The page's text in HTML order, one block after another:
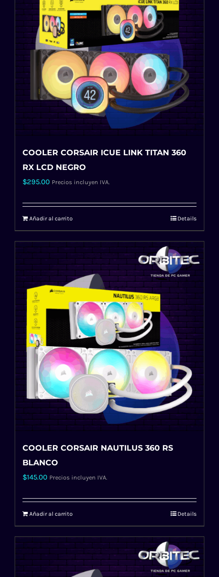
COOLER CORSAIR ICUE LINK TITAN 360
RX LCD NEGRO
$295.00 Precios incluyen IVA.
Añadir al carrito Details
COOLER CORSAIR NAUTILUS 360 RS
BLANCO
$145.00 Precios incluyen IVA.
Añadir al carrito Details